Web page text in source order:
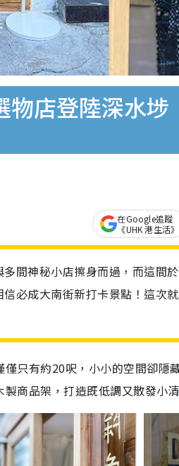
物店登陸深水
在Google追蹤
《UHK 港生活》
間神秘小店擦身而過，而這間
必成大南街新打卡景點！這次
只有約20呎，小小的空間卻隱
商品架，打造既低調又散發小